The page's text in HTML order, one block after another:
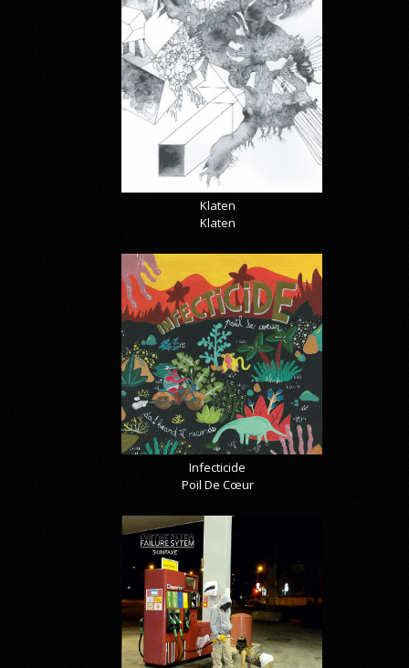
Klaten
Klaten
Infecticide
Poil De Cœur